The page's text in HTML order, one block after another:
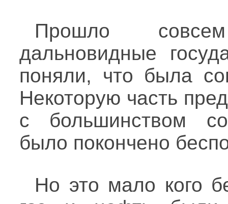
Прошло
дальновидные
поняли, что была
Некоторую часть
с большинством
было покончено
Но это мало кого